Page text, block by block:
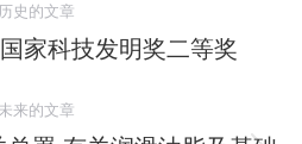
历史的文章
历
的
家科技发明奖二等奖
未来的文章